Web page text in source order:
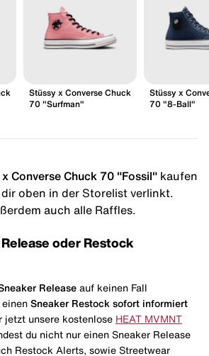
Stüssy x Converse Chuck
70 "Surfman"
Stüssy x
70 "8-Ball"
Converse Chuck 70 "Fossil" kaufen
oben in der Storelist verlinkt.
auch alle Raffles.
oder Restock
Release auf keinen Fall
einen Sneaker Restock sofort informiert
jetzt unsere kostenlose HEAT MVMNT
du nicht nur einen Sneaker Release
Restock Alerts, sowie Streetwear